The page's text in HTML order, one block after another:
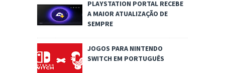
PLAYSTATION PORTAL RECEBE
A MAIOR ATUALIZAÇÃO DE
SEMPRE
JOGOS PARA NINTENDO
SWITCH EM PORTUGUÊS